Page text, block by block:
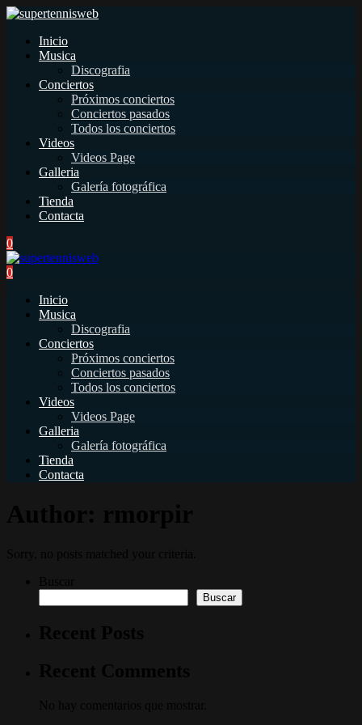
Inicio
Musica
Discografia
Conciertos
Próximos conciertos
Conciertos pasados
Todos los conciertos
Videos
Videos Page
Galleria
Galería fotográfica
Tienda
Contacta
0
0
Inicio
Musica
Discografia
Conciertos
Próximos conciertos
Conciertos pasados
Todos los conciertos
Videos
Videos Page
Galleria
Galería fotográfica
Tienda
Contacta
Buscar